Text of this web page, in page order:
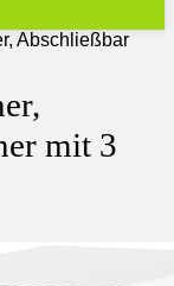
Abschließbar
mit 3